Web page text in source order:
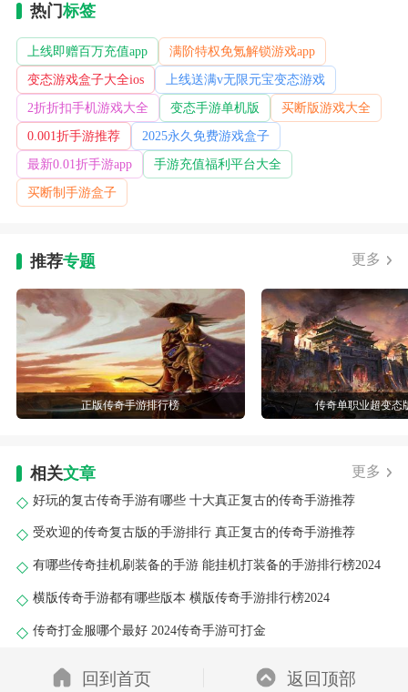
热门标签
上线即赠百万充值app
满阶特权免氪解锁游戏app
变态游戏盒子大全ios
上线送满v无限元宝变态游戏
2折折扣手机游戏大全
变态手游单机版
买断版游戏大全
0.001折手游推荐
2025永久免费游戏盒子
最新0.01折手游app
手游充值福利平台大全
买断制手游盒子
推荐专题 更多
正版传奇手游排行榜 传奇单职业超变态
相关文章 更多
好玩的复古传奇手游有哪些 十大真正复古的传奇手游推荐
受欢迎的传奇复古版的手游排行 真正复古的传奇手游推荐
有哪些传奇挂机刷装备的手游 能挂机打装备的手游排行榜2024
横版传奇手游都有哪些版本 横版传奇手游排行榜2024
传奇打金服哪个最好 2024传奇手游可打金
回到首页 返回顶部